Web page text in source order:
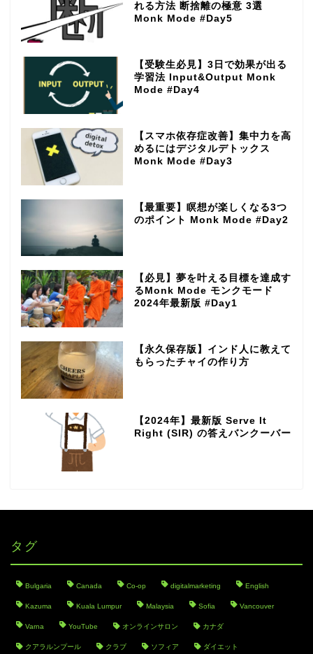
れる方法 断捨離の極意 3選
Monk Mode #Day5
【受験生必見】3日で効果が出る
学習法 Input&Output Monk
Mode #Day4
【スマホ依存症改善】集中力を高
めるにはデジタルデトックス
Monk Mode #Day3
【最重要】瞑想が楽しくなる3つ
のポイント Monk Mode #Day2
【必見】夢を叶える目標を達成す
るMonk Mode モンクモード
2024年最新版 #Day1
【永久保存版】インド人に教えて
もらったチャイの作り方
【2024年】最新版 Serve It
Right (SIR) の答えバンクーバー
タグ
Bulgaria Canada Co-op digitalmarketing English
Kazuma Kuala Lumpur Malaysia Sofia Vancouver
Varna YouTube オンラインサロン カナダ
クアラルンプール クラブ ソフィア ダイエット